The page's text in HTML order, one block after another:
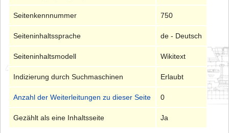
Seitenkennnummer 750
Seiteninhaltssprache de - Deutsch
Seiteninhaltsmodell Wikitext
Indizierung durch Suchmaschinen Erlaubt
Anzahl der Weiterleitungen zu dieser Seite 0
Gezählt als eine Inhaltsseite Ja